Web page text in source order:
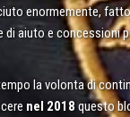
enormemente,
di aiuto e concessioni
la volonta di
nel 2018 questo